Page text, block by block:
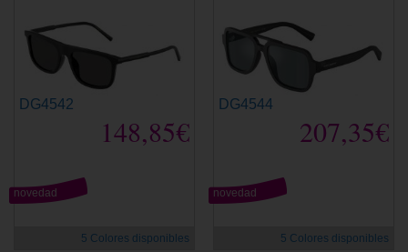
DG4542
148,85€
novedad
5 Colores disponibles
DG4544
207,35€
novedad
5 Colores disponibles